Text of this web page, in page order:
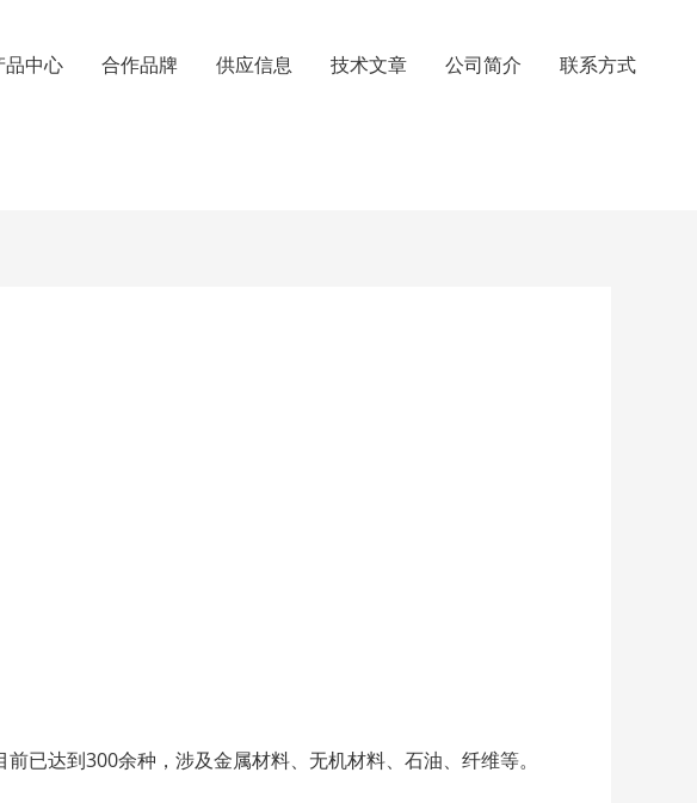
品中心 合作品牌 供应信息 技术文章 公司简介 联系方式
已达到300余种，涉及金属材料、无机材料、石油、纤维等。